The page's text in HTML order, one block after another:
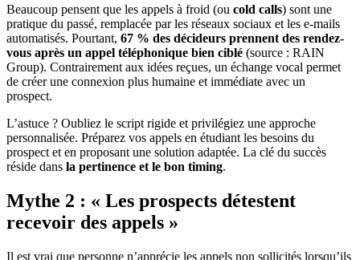
Beaucoup pensent que les appels à froid (ou cold calls) sont une
pratique du passé, remplacée par les réseaux sociaux et les e-mails
automatisés. Pourtant, 67 % des décideurs prennent des rendez-
vous après un appel téléphonique bien ciblé (source : RAIN
Group). Contrairement aux idées reçues, un échange vocal permet
de créer une connexion plus humaine et immédiate avec un
prospect.
L’astuce ? Oubliez le script rigide et privilégiez une approche
personnalisée. Préparez vos appels en étudiant les besoins du
prospect et en proposant une solution adaptée. La clé du succès
réside dans la pertinence et le bon timing.
Mythe 2 : « Les prospects détestent
recevoir des appels »
Il est vrai que personne n’apprécie les appels non sollicités lorsqu’ils